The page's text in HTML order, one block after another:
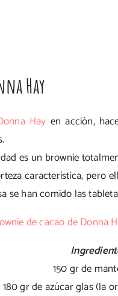
Hay
Hay en acción,
es un brownie
característica, pero
se han comido las
150 gr de
180 gr de azúcar glas (la